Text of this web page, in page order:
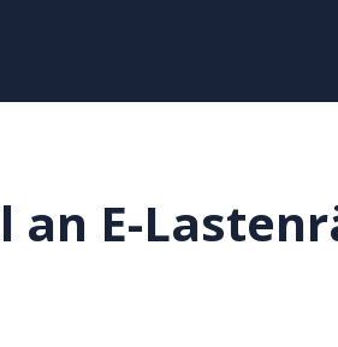
an E-